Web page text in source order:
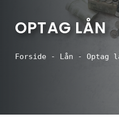
OPTAG LÅN
Forside - Lån - Optag